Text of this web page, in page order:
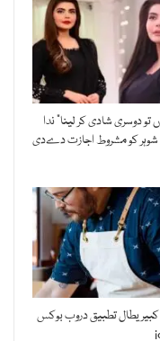
تو دوسری شادی کر لینا“ ندا
شوہر کو مشروط اجازت دےدی
يطال تطبيق دروب بوكس